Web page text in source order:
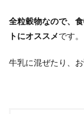
全粒穀物なので、
トにオススメです。
牛乳に混ぜたり、